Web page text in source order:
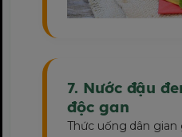
7. Nước đậu
độc gan
Thức uống dân gian